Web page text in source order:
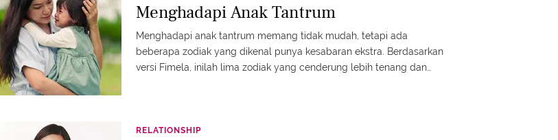
Menghadapi Anak Tantrum
Menghadapi anak tantrum memang tidak mudah, tetapi ada
beberapa zodiak yang dikenal punya kesabaran ekstra. Berdasarkan
versi Fimela, inilah lima zodiak yang cenderung lebih tenang dan
RELATIONSHIP